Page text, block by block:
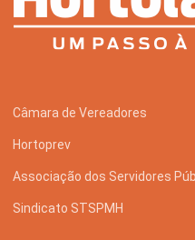
Câmara de Vereadores
Hortoprev
Associação dos Servidores
Sindicato STSPMH